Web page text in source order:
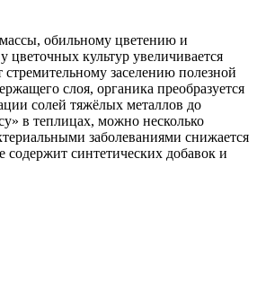
обильному цветению и
культур увеличивается
заселению полезной
слоя, органика преобразуется
солей тяжёлых металлов до
в теплицах, можно несколько
заболеваниями снижается
синтетических добавок и